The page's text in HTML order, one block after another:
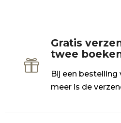

Gratis
twee
Bij een bestelling
meer is de